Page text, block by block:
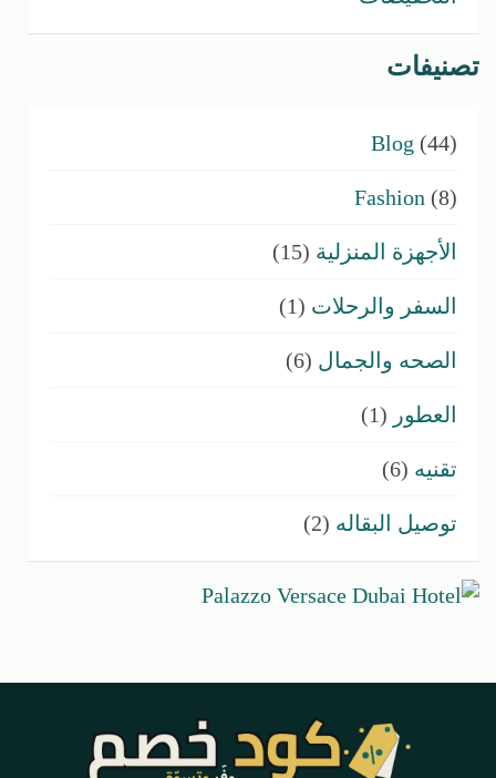
تصنيفات
Blog (44)
Fashion (8)
الأجهزة المنزلية (15)
السفر والرحلات (1)
الصحه والجمال (6)
العطور (1)
تقنيه (6)
توصيل البقاله (2)